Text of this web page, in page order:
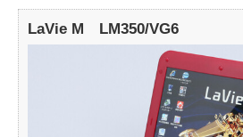
LaVie M LM350/VG6